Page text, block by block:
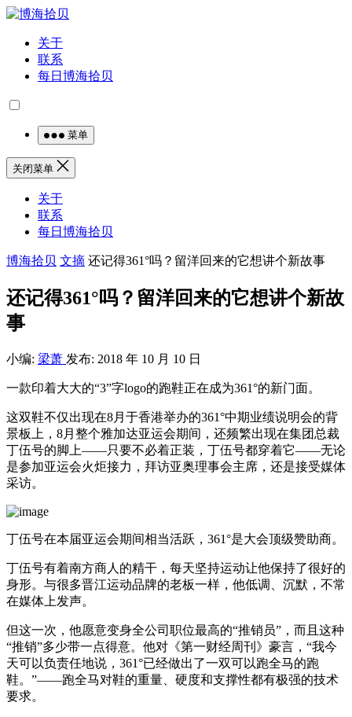
关于
联系
每日博海拾贝
菜单
关闭菜单
关于
联系
每日博海拾贝
博海拾贝 文摘 还记得361°吗？留洋回来的它想讲个新故事
还记得361°吗？留洋回来的它想讲个新故
事
小编: 梁萧 发布: 2018 年 10 月 10 日
一款印着大大的“3”字logo的跑鞋正在成为361°的新门面。
这双鞋不仅出现在8月于香港举办的361°中期业绩说明会的背
景板上，8月整个雅加达亚运会期间，还频繁出现在集团总裁
丁伍号的脚上——只要不必着正装，丁伍号都穿着它——无论
是参加亚运会火炬接力，拜访亚奥理事会主席，还是接受媒体
采访。
丁伍号在本届亚运会期间相当活跃，361°是大会顶级赞助商。
丁伍号有着南方商人的精干，每天坚持运动让他保持了很好的
身形。与很多晋江运动品牌的老板一样，他低调、沉默，不常
在媒体上发声。
但这一次，他愿意变身全公司职位最高的“推销员”，而且这种
“推销”多少带一点得意。他对《第一财经周刊》豪言，“我今
天可以负责任地说，361°已经做出了一双可以跑全马的跑
鞋。”——跑全马对鞋的重量、硬度和支撑性都有极强的技术
要求。